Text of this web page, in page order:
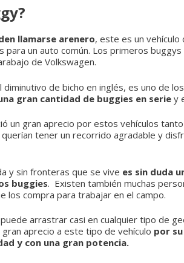
llamarse arenero, este es un
para un auto común. Los primeros
de Volkswagen.
de bicho en inglés, es uno de
gran cantidad de buggies en serie y
un gran aprecio por estos vehículos
tener un recorrido agradable y
y sin fronteras que se vive es sin duda
buggies. Existen también muchas
los compra para trabajar en el campo.
arrastrar casi en cualquier tipo de
aprecio a este tipo de vehículo por
y con una gran potencia.